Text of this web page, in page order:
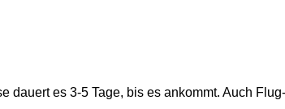
dauert es 3-5 Tage, bis es ankommt. Auch